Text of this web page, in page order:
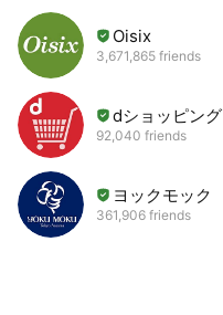
Oisix
3,671,865 friends
dショッピング
92,040 friends
ヨックモック
361,906 friends